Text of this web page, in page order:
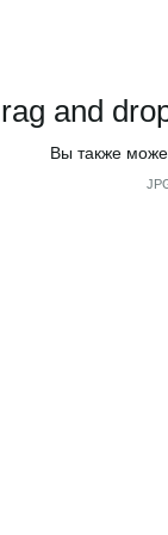
and
Вы также